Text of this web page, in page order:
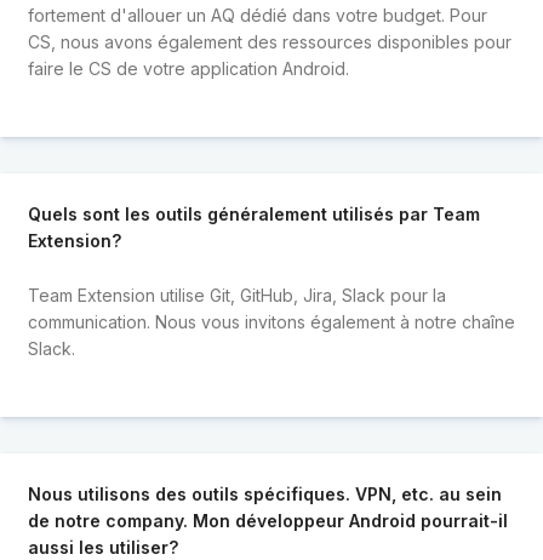
fortement d'allouer un AQ dédié dans votre budget. Pour
CS, nous avons également des ressources disponibles pour
faire le CS de votre application Android.
Quels sont les outils généralement utilisés par Team
Extension?
Team Extension utilise Git, GitHub, Jira, Slack pour la
communication. Nous vous invitons également à notre chaîne
Slack.
Nous utilisons des outils spécifiques. VPN, etc. au sein
de notre company. Mon développeur Android pourrait-il
aussi les utiliser?